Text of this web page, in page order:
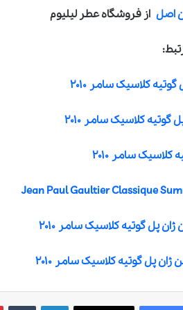
اصل از فروشگاه عطر لیلیوم
کلاسیک سامر ۲۰۱۰
گوتیه کلاسیک سامر ۲۰۱۰
کلاسیک سامر ۲۰۱۰
Jean Paul Gaultier Classique
پل گوتیه کلاسیک سامر ۲۰۱۰
پل گوتیه کلاسیک سامر ۲۰۱۰
لینکدین ‫تامبلر